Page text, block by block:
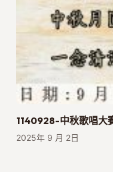
1140928-中秋歌唱大
2025年 9 月 2日